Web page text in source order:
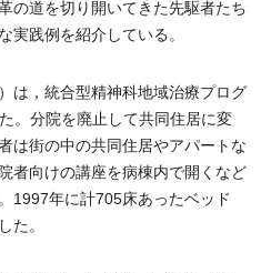
の道を切り開いてきた先駆者たち
実践例を紹介している。
は，統合型精神科地域治療プログ
。分院を廃止して共同住居に変
は街の中の共同住居やアパートな
者向けの講座を病棟内で開くなど
1997年に計705床あったベッド
た。